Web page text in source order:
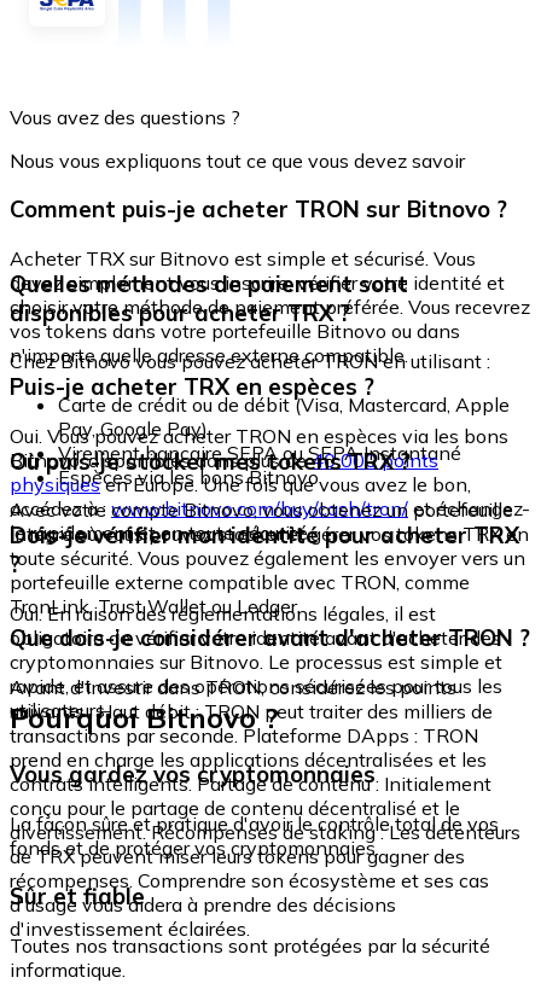
Vous avez des questions ?
Nous vous expliquons tout ce que vous devez savoir
Comment puis-je acheter TRON sur Bitnovo ?
Acheter TRX sur Bitnovo est simple et sécurisé. Vous
devez simplement vous inscrire, vérifier votre identité et
choisir votre méthode de paiement préférée. Vous recevrez
vos tokens dans votre portefeuille Bitnovo ou dans
n'importe quelle adresse externe compatible.
Quelles méthodes de paiement sont
disponibles pour acheter TRX ?
Chez Bitnovo vous pouvez acheter TRON en utilisant :
Carte de crédit ou de débit (Visa, Mastercard, Apple
Pay, Google Pay)
Virement bancaire SEPA ou SEPA Instantané
Espèces via les bons Bitnovo
Puis-je acheter TRX en espèces ?
Oui. Vous pouvez acheter TRON en espèces via les bons
Bitnovo, disponibles dans plus de40 000 points
physiquesen Europe. Une fois que vous avez le bon,
accédez à : www.bitnovo.com/buy/cash/tron/ et échangez-
le rapidement et en toute sécurité.
Où puis-je stocker mes tokens TRX ?
Avec votre compte Bitnovo, vous obtenez un portefeuille
intégré où vous pouvez stocker et gérer vos tokens TRX en
toute sécurité. Vous pouvez également les envoyer vers un
portefeuille externe compatible avec TRON, comme
TronLink, Trust Wallet ou Ledger.
Dois-je vérifier mon identité pour acheter TRX
?
Oui. En raison des réglementations légales, il est
obligatoire de vérifier votre identité avant d'acheter des
cryptomonnaies sur Bitnovo. Le processus est simple et
rapide, et assure des opérations sécurisées pour tous les
utilisateurs.
Que dois-je considérer avant d'acheter TRON ?
Avant d'investir dans TRON, considérez les points
suivants : Haut débit : TRON peut traiter des milliers de
transactions par seconde. Plateforme DApps : TRON
prend en charge les applications décentralisées et les
contrats intelligents. Partage de contenu : Initialement
conçu pour le partage de contenu décentralisé et le
divertissement. Récompenses de staking : Les détenteurs
de TRX peuvent miser leurs tokens pour gagner des
récompenses. Comprendre son écosystème et ses cas
d'usage vous aidera à prendre des décisions
d'investissement éclairées.
Pourquoi Bitnovo ?
Vous gardez vos cryptomonnaies
La façon sûre et pratique d'avoir le contrôle total de vos
fonds et de protéger vos cryptomonnaies.
Sûr et fiable
Toutes nos transactions sont protégées par la sécurité
informatique.